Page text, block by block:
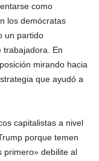
como
los demócratas
un partido
trabajadora. En
mirando hacia
que ayudó a
capitalistas a nivel
porque temen
primero» debilite al